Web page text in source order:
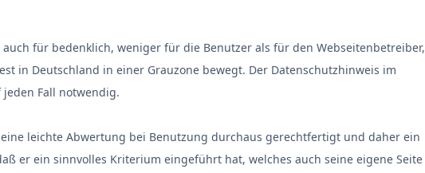
auch für bedenklich, weniger für die Benutzer als für den Webseitenbetreiber,
in Deutschland in einer Grauzone bewegt. Der Datenschutzhinweis im
Fall notwendig.
leichte Abwertung bei Benutzung durchaus gerechtfertigt und daher ein
er ein sinnvolles Kriterium eingeführt hat, welches auch seine eigene Seite